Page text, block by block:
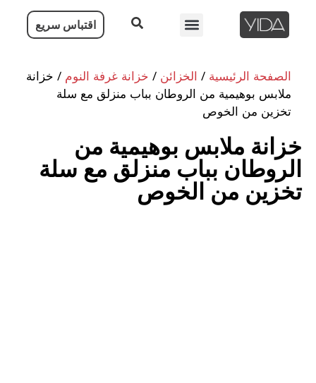
اقتباس سريع
الصفحة الرئيسية / الخزائن / خزانة غرفة النوم / خزانة
ملابس بوهيمية من الروطان بباب منزلق مع سلة
تخزين من الخوص
خزانة ملابس بوهيمية من
الروطان بباب منزلق مع سلة
تخزين من الخوص